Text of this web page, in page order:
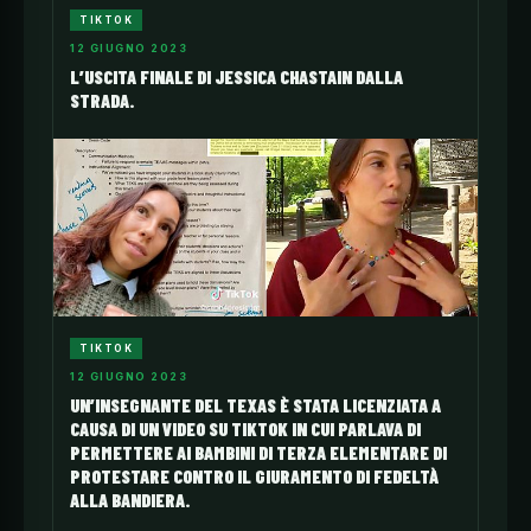
TIKTOK
12 GIUGNO 2023
L’USCITA FINALE DI JESSICA CHASTAIN DALLA
STRADA.
TIKTOK
12 GIUGNO 2023
UN’INSEGNANTE DEL TEXAS È STATA LICENZIATA A
CAUSA DI UN VIDEO SU TIKTOK IN CUI PARLAVA DI
PERMETTERE AI BAMBINI DI TERZA ELEMENTARE DI
PROTESTARE CONTRO IL GIURAMENTO DI FEDELTÀ
ALLA BANDIERA.